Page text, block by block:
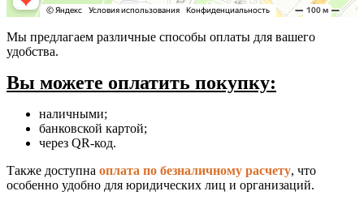
Мы предлагаем различные способы оплаты для вашего
удобства.
Вы можете оплатить покупку:
наличными;
банковской картой;
через QR-код.
Также доступна оплата по безналичному расчету, что
особенно удобно для юридических лиц и организаций.